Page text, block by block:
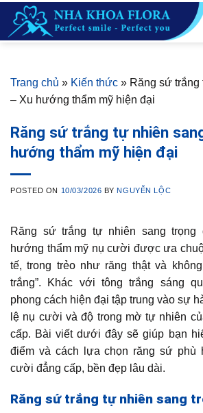
content
Trang chủ » Kiến thức » Răng sứ
– Xu hướng thẩm mỹ hiện đại
Răng sứ trắng tự nhiên
hướng thẩm mỹ hiện đại
POSTED ON 10/03/2026 BYNGUYỄN LỘC
Răng sứ trắng tự nhiên sang trọng
hướng thẩm mỹ nụ cười được ưa
tế, trong trẻo như răng thật và
trắng”. Khác với tông trắng sáng
phong cách hiện đại tập trung vào sự
lệ nụ cười và độ trong mờ tự nhiên
cấp. Bài viết dưới đây sẽ giúp bạn
điểm và cách lựa chọn răng sứ phù
cười đẳng cấp, bền đẹp lâu dài.
Răng sứ trắng tự nhiên sang